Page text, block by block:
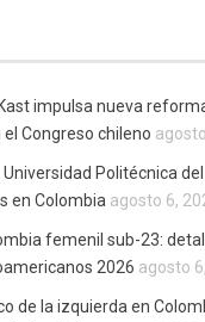
impulsa nueva
Congreso chileno
Politécnica
en Colombia agosto 6,
femenil sub-23:
2026 agosto
de la izquierda en